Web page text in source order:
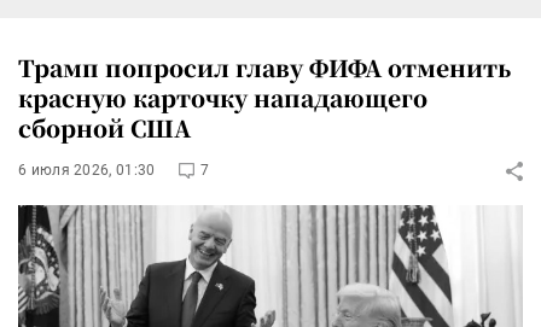
Трамп попросил главу ФИФА отменить
красную карточку нападающего
сборной США
6 июля 2026, 01:30 7